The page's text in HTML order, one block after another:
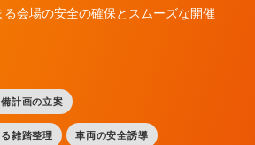
る会場の安全の確保とスムーズな開催
計画の立案
雑踏整理 車両の安全誘導